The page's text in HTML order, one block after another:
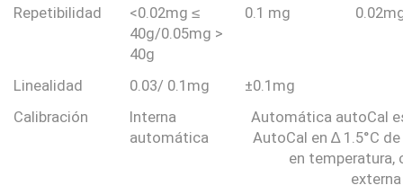
Repetibilidad
<0.02mg ≤
40g/0.05mg >
40g
0.1 mg
Linealidad 0.03/ 0.1mg
±0.1mg
Calibración
Interna
automática
Automática autoCal
AutoCal en ∆ 1.5°C
en temperatura,